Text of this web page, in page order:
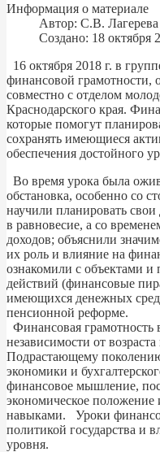
Информация о материале
Автор: С.В. Лагерева
Создано: 18 октября
16 октября 2018 г. в
финансовой грамотности,
совместно с отделом
Краснодарского края.
которые помогут
сохранять имеющиеся
обеспечения достойного
Во время урока была
обстановка, особенно со
научили планировать
в равновесие, а со
доходов; объяснили
их роль и влияние на
ознакомили с объектами
действий (финансовые
имеющихся денежных
пенсионной реформе.
Финансовая
независимости от
Подрастающему
экономики и
финансовое мышление,
экономическое положение
навыками. Уроки
политикой государства и
уровня.